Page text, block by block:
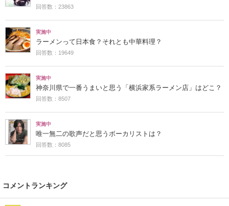
回答数：23863
実施中
ラーメンって日本食？それとも中華料理？
回答数：19649
実施中
神奈川県で一番うまいと思う「横浜家系ラーメン店」はどこ？
回答数：8507
実施中
唯一無二の歌声だと思うボーカリストは？
回答数：8085
コメントランキング